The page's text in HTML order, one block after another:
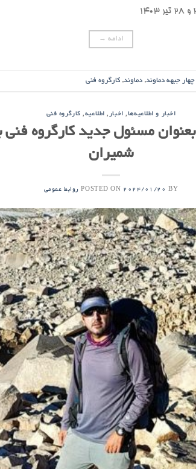
ادامه →
چهار جبهه دماوند, دماوند, کارگروه فنی
اخبار و اطلاعیه‌ها, اخبار, اطلاعیه, کارگروه فنی
مسئول جدید کارگروه
شمیران
POSTED ON 2024/01/20 BY روابط عمومی